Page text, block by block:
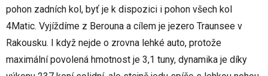
pohon zadních kol, byť je k dispozici i pohon všech kol
4Matic. Vyjíždíme z Berouna a cílem je jezero Traunsee v
Rakousku. I když nejde o zrovna lehké auto, protože
maximální povolená hmotnost je 3,1 tuny, dynamika je díky